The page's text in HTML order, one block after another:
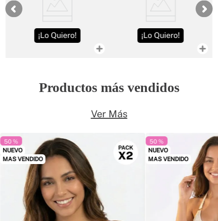
¡Lo Quiero! ¡Lo Quiero!
Productos más vendidos
Ver Más
50 %
NUEVO
MAS VENDIDO
50 %
NUEVO
MAS VENDIDO